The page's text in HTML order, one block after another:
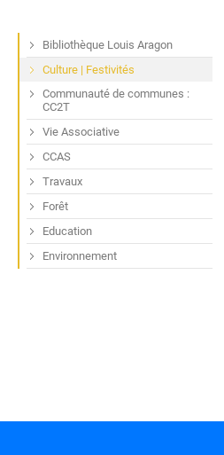
Bibliothèque Louis Aragon
Culture | Festivités
Communauté de communes :
CC2T
Vie Associative
CCAS
Travaux
Forêt
Education
Environnement